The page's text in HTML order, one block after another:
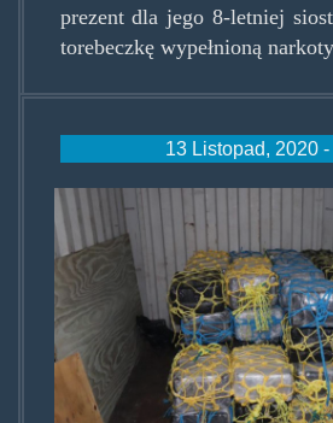
prezent dla jego 8-letniej
torebeczkę wypełnioną
13 Listopad, 2020